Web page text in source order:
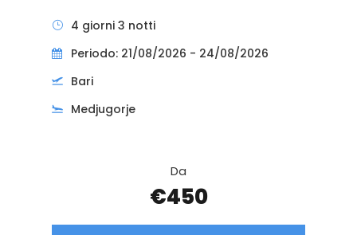
4 giorni 3 notti
Periodo: 21/08/2026 - 24/08/2026
Bari
Medjugorje
Da
€450